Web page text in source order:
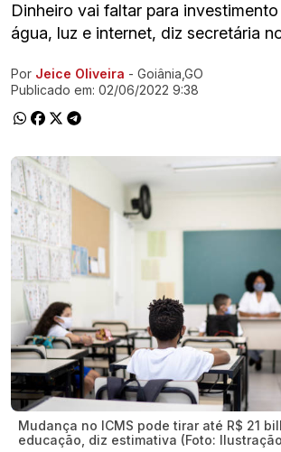
Dinheiro vai faltar para
água, luz e internet, diz secretária
Ir direto pra matéria
Por Jeice Oliveira - Goiânia,GO
Publicado em: 02/06/2022 9:38
Mudança no ICMS pode tirar até R$ 21
educação, diz estimativa (Foto: